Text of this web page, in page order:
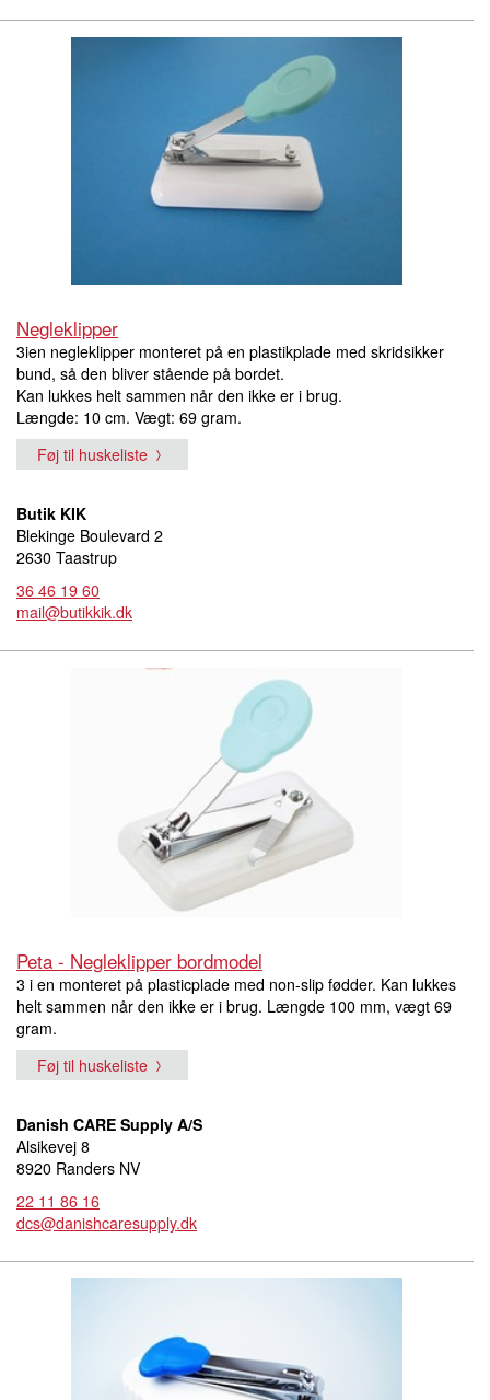
Negleklipper
3ien negleklipper monteret på en plastikplade med skridsikker
bund, så den bliver stående på bordet.
Kan lukkes helt sammen når den ikke er i brug.
Længde: 10 cm. Vægt: 69 gram.
Føj til huskeliste
Butik KIK
Blekinge Boulevard 2
2630 Taastrup
36 46 19 60
mail@butikkik.dk
Peta - Negleklipper bordmodel
3 i en monteret på plasticplade med non-slip fødder. Kan lukkes
helt sammen når den ikke er i brug. Længde 100 mm, vægt 69
gram.
Føj til huskeliste
Danish CARE Supply A/S
Alsikevej 8
8920 Randers NV
22 11 86 16
dcs@danishcaresupply.dk